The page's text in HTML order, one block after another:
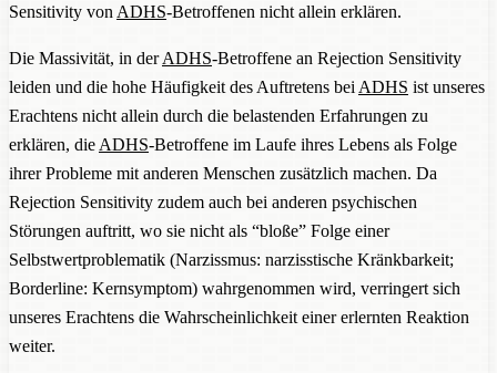
Sensitivity von ADHS-Betroffenen nicht allein erklären.
Die Massivität, in derADHS-Betroffene an Rejection Sensitivity
leiden und die hohe Häufigkeit des Auftretens bei ADHS ist unseres
Erachtens nicht allein durch die belastenden Erfahrungen zu
erklären, die ADHS-Betroffene im Laufe ihres Lebens als Folge
ihrer Probleme mit anderen Menschen zusätzlich machen. Da
Rejection Sensitivity zudem auch bei anderen psychischen
Störungen auftritt, wo sie nicht als “bloße” Folge einer
Selbstwertproblematik (Narzissmus: narzisstische Kränkbarkeit;
Borderline: Kernsymptom) wahrgenommen wird, verringert sich
unseres Erachtens die Wahrscheinlichkeit einer erlernten Reaktion
weiter.